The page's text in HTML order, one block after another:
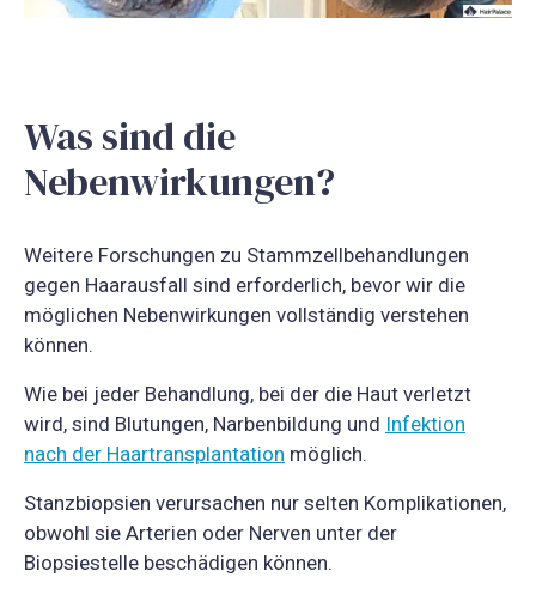
Was sind die
Nebenwirkungen?
Weitere Forschungen zu Stammzellbehandlungen
gegen Haarausfall sind erforderlich, bevor wir die
möglichen Nebenwirkungen vollständig verstehen
können.
Wie bei jeder Behandlung, bei der die Haut verletzt
wird, sind Blutungen, Narbenbildung und Infektion
nach der Haartransplantation möglich.
Stanzbiopsien verursachen nur selten Komplikationen,
obwohl sie Arterien oder Nerven unter der
Biopsiestelle beschädigen können.